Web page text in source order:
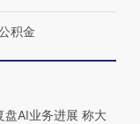
积金
盘AI业务进展 称大